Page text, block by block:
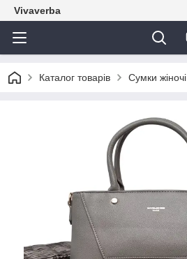
Vivaverba
Каталог товарів Сумки жіночі